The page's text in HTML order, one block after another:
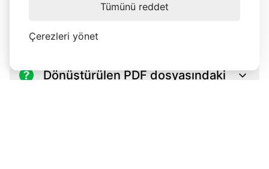
Tümünü reddet
Çerezleri yönet
ODT'den PDF'ye geçiş belgenin
düzenini etkiler mi?
Dönüştürülen PDF dosyasındaki